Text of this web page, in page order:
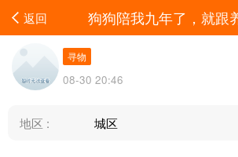
返回
寻物
08-30 20:46
地区 : 城区